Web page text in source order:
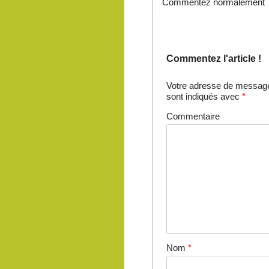
Commentez normalement
Commentez l'article !
Votre adresse de
sont indiqués avec *
Commentaire
Nom *